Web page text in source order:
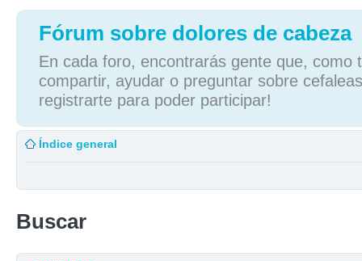
Fórum sobre dolores de cabeza
En cada foro, encontrarás gente que, como
compartir, ayudar o preguntar sobre
registrarte para poder participar!
Índice general
Buscar